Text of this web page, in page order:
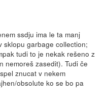
ssdju ima le ta manj
sklopu garbage collection;
tudi to je nekak rešeno z
nemoreš zasedit). Tudi če
znucat v nekem
obsolute ko se bo pa